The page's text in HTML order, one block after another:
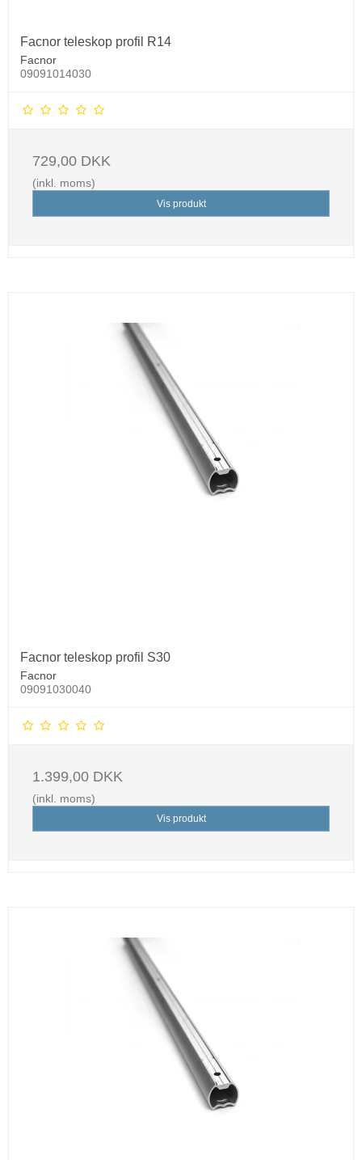
Facnor teleskop profil R14
Facnor
09091014030
729,00 DKK
(inkl. moms)
Vis produkt
Facnor teleskop profil S30
Facnor
09091030040
1.399,00 DKK
(inkl. moms)
Vis produkt